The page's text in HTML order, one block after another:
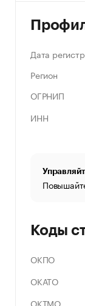
Дата
Регион
ОГРНИП
ИНН
Коды
ОКПО
ОКАТО
ОКТМО